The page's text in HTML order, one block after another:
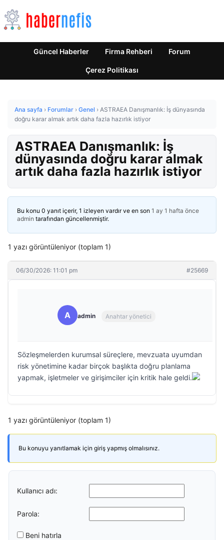
Güncel Haberler Firma Rehberi Forum
Çerez Politikası
Ana sayfa › Forumlar › Genel › ASTRAEA Danışmanlık: İş dünyasında
doğru karar almak artık daha fazla hazırlık istiyor
ASTRAEA Danışmanlık: İş
dünyasında doğru karar almak
artık daha fazla hazırlık istiyor
Bu konu 0 yanıt içerir, 1 izleyen vardır ve en son 1 ay 1 hafta önce
admin tarafından güncellenmiştir.
1 yazı görüntüleniyor (toplam 1)
06/30/2026: 11:01 pm #25669
A admin Anahtar yönetici
Sözleşmelerden kurumsal süreçlere, mevzuata uyumdan
risk yönetimine kadar birçok başlıkta doğru planlama
yapmak, işletmeler ve girişimciler için kritik hale geldi.
1 yazı görüntüleniyor (toplam 1)
Bu konuyu yanıtlamak için giriş yapmış olmalısınız.
Kullanıcı adı:
Parola:
Beni hatırla